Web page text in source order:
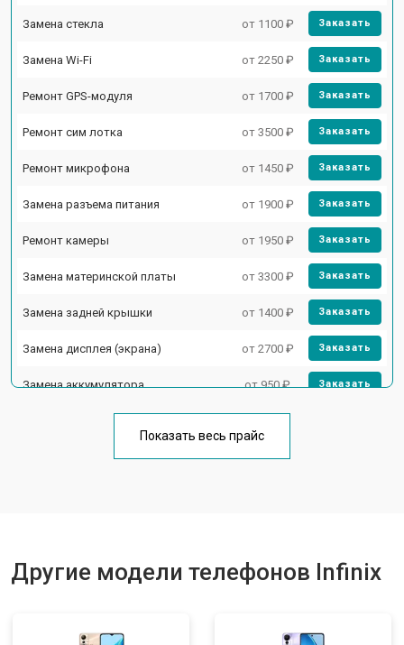
Замена стекла от 1100 ₽ Заказать
Замена Wi-Fi от 2250 ₽ Заказать
Ремонт GPS-модуля от 1700 ₽ Заказать
Ремонт сим лотка от 3500 ₽ Заказать
Ремонт микрофона от 1450 ₽ Заказать
Замена разъема питания от 1900 ₽ Заказать
Ремонт камеры от 1950 ₽ Заказать
Замена материнской платы от 3300 ₽ Заказать
Замена задней крышки от 1400 ₽ Заказать
Замена дисплея (экрана) от 2700 ₽ Заказать
Замена аккумулятора от 950 ₽ Заказать
Ремонт цепи питания от 3200 ₽
Показать весь прайс
Другие модели телефонов Infinix